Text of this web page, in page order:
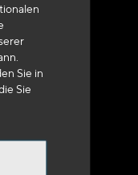
Sie in
Sie